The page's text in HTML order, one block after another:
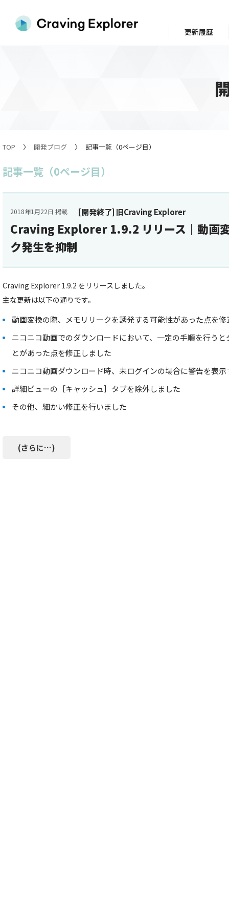
TOP 開発ブログ 記事一覧（0ページ目）
記事一覧（0ページ目）
[開発終了] 旧Craving Explorer
2018年1月22日 掲載
Craving Explorer 1.9.2 リリース｜動画
ク発生を抑制
Craving Explorer 1.9.2 をリリースしました。
主な更新は以下の通りです。
動画変換の際、メモリリークを誘発する可能性があった点を
ニコニコ動画でのダウンロードにおいて、一定の手順を行う
とがあった点を修正しました
ニコニコ動画ダウンロード時、未ログインの場合に警告を表
詳細ビューの［キャッシュ］タブを除外しました
その他、細かい修正を行いました
(さらに…)
更新履歴